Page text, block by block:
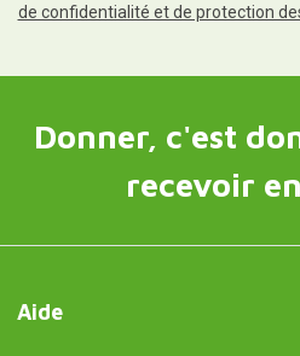
de confidentialité et de protection
Donner, c'est
recevoir
Aide